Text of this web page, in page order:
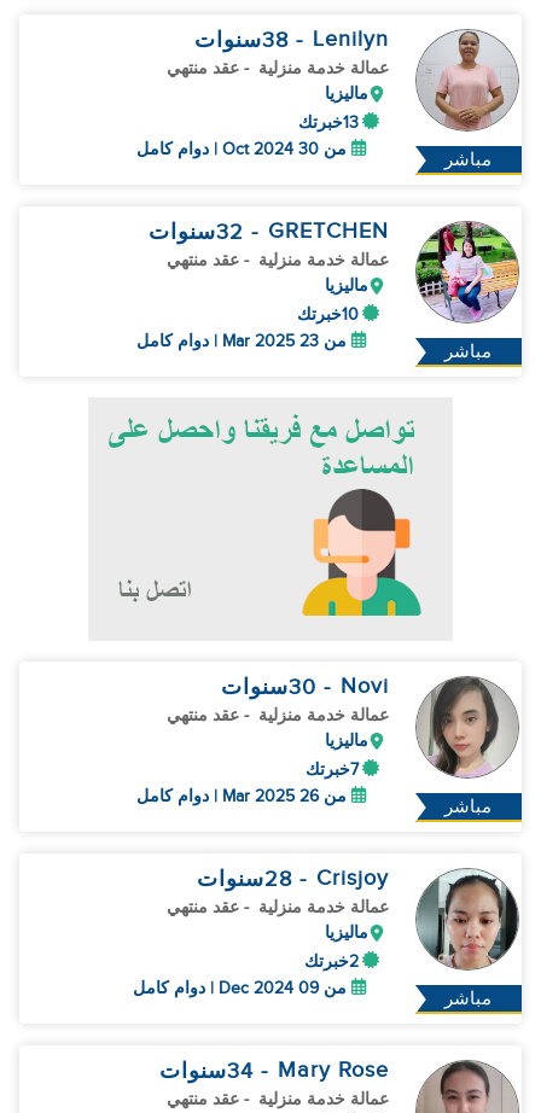
مباشر
Lenilyn
- 38 سنوات
عمالة خدمة منزلية - عقد منتهي
ماليزيا
13خبرتك
من 30 Oct 2024 | دوام كامل
مباشر
GRETCHEN
- 32 سنوات
عمالة خدمة منزلية - عقد منتهي
ماليزيا
10خبرتك
من 23 Mar 2025 | دوام كامل
مباشر
Novi
- 30 سنوات
عمالة خدمة منزلية - عقد منتهي
ماليزيا
7خبرتك
من 26 Mar 2025 | دوام كامل
مباشر
Crisjoy
- 28 سنوات
عمالة خدمة منزلية - عقد منتهي
ماليزيا
2خبرتك
من 09 Dec 2024 | دوام كامل
Mary Rose
- 34 سنوات
عمالة خدمة منزلية - عقد منتهي